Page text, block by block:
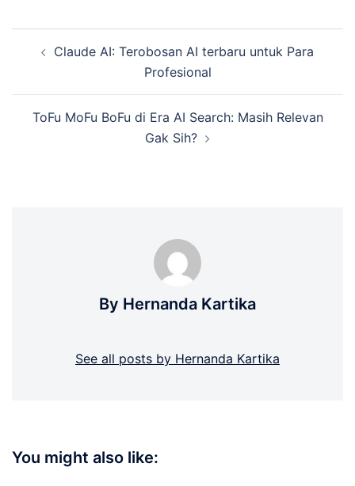
navigation
Claude AI: Terobosan AI terbaru untuk Para
Profesional
ToFu MoFu BoFu di Era AI Search: Masih Relevan
Gak Sih?
By Hernanda Kartika
See all posts by Hernanda Kartika
You might also like: